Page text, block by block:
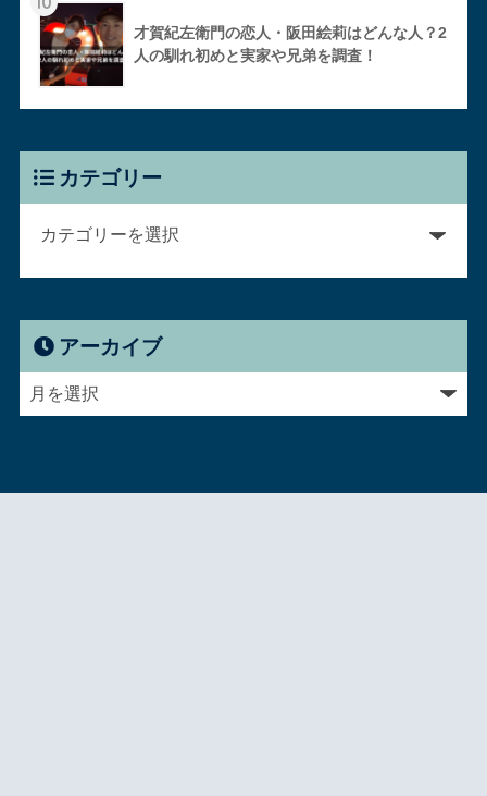
才賀紀左衛門の恋人・阪田絵莉はどんな人？2
人の馴れ初めと実家や兄弟を調査！
カテゴリー
アーカイブ